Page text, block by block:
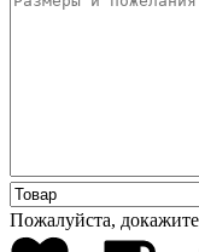
Пожалуйста,